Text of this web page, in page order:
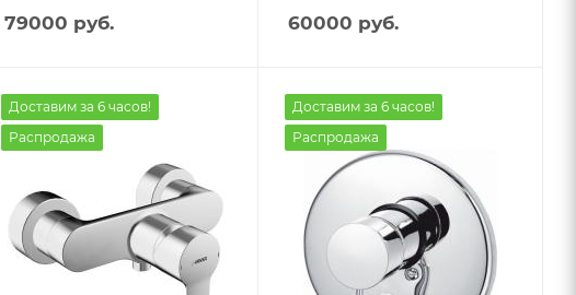
79000 руб. 60000 руб.
Доставим за 6 часов!
Распродажа
Доставим за 6 часов!
Распродажа